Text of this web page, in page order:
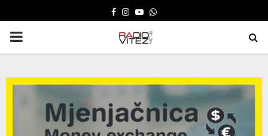
FACEBOOK
INSTAGRAM
YOUTUBE
WHATSAPP
PRIMARY